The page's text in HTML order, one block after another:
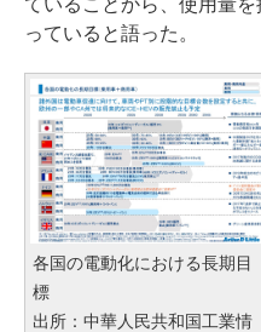
っていると語った。
各国の電動化における長期目
標
出所：中華人民共和国工業情